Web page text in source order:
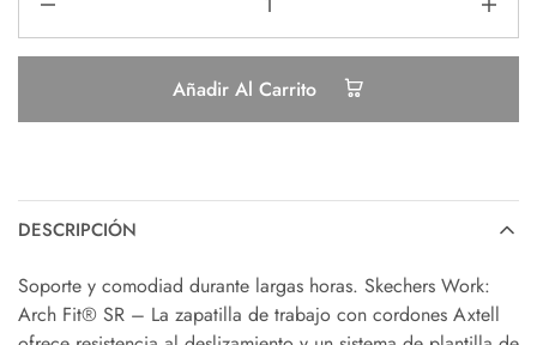
Añadir Al Carrito
DESCRIPCIÓN
Soporte y comodiad durante largas horas. Skechers Work:
Arch Fit® SR – La zapatilla de trabajo con cordones Axtell